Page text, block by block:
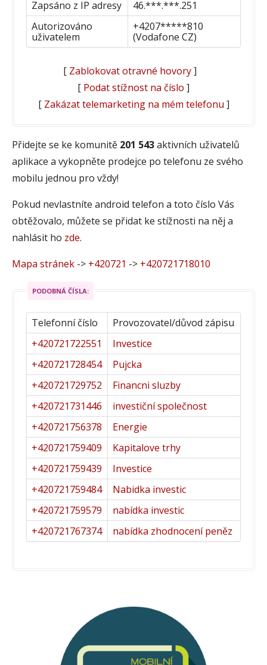
Zapsáno z IP adresy
46.***.***.251
Autorizováno
uživatelem
+4207*****810
(Vodafone CZ)
[ Zablokovat otravné hovory]
[ Podat stížnost na číslo ]
[ Zakázat telemarketing na mém telefonu ]
Přidejte se ke komunitě 201 543aktivních uživatelů
aplikace a vykopněte prodejce po telefonu ze svého
mobilu jednou pro vždy!
Pokud nevlastníte android telefon a toto číslo Vás
obtěžovalo, můžete se přidat ke stížnosti na něj a
nahlásit ho zde.
Mapa stránek -> +420721 -> +420721718010
PODOBNÁ ČÍSLA:
Telefonní číslo
Provozovatel/důvod zápisu
+420721722551
Investice
+420721728454
Pujcka
+420721729752
Financni sluzby
+420721731446
investiční společnost
+420721756378
Energie
+420721759409
Kapitalove trhy
+420721759439
Investice
+420721759484
Nabidka investic
+420721759579
nabídka investic
+420721767374
nabídka zhodnocení peněz